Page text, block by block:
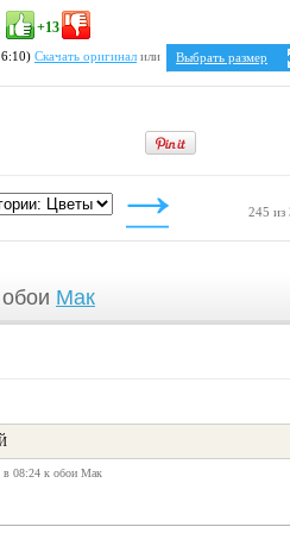
+13
Скачать оригинал или
Выбрать размер
Ваше разрешение:
1024x768
1280x960
245 из
Мак
в 08:24 к обои Мак